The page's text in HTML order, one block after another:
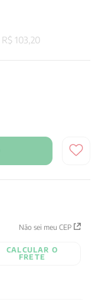
R$ 103 20
Não sei meu CEP
CALCULAR O
FRETE